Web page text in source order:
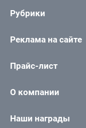
Рубрики
Реклама на сайте
Прайс-лист
О компании
Наши награды